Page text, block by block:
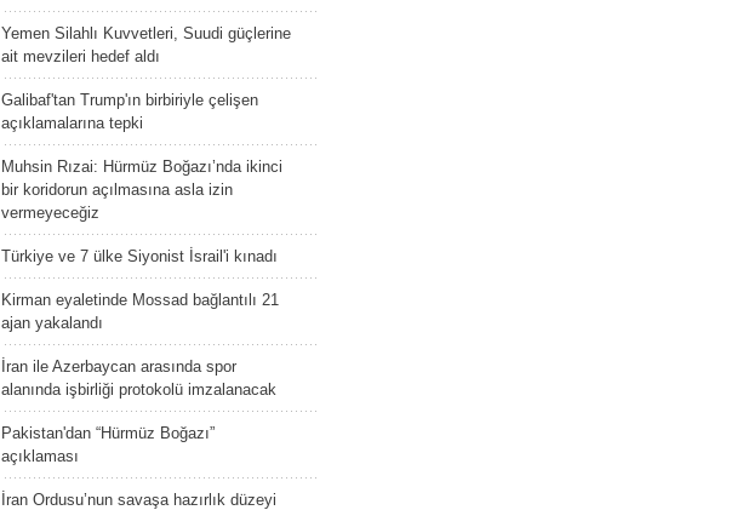
Yemen Silahlı Kuvvetleri, Suudi güçlerine
ait mevzileri hedef aldı
Galibaf'tan Trump'ın birbiriyle çelişen
açıklamalarına tepki
Muhsin Rızai: Hürmüz Boğazı’nda ikinci
bir koridorun açılmasına asla izin
vermeyeceğiz
Türkiye ve 7 ülke Siyonist İsrail'i kınadı
Kirman eyaletinde Mossad bağlantılı 21
ajan yakalandı
İran ile Azerbaycan arasında spor
alanında işbirliği protokolü imzalanacak
Pakistan'dan “Hürmüz Boğazı”
açıklaması
İran Ordusu’nun savaşa hazırlık düzeyi